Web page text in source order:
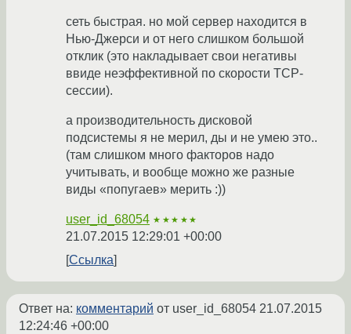
сеть быстрая. но мой сервер находится в
Нью-Джерси и от него слишком большой
отклик (это накладывает свои негативы
ввиде неэффективной по скорости TCP-
сессии).
а производительность дисковой
подсистемы я не мерил, ды и не умею это..
(там слишком много факторов надо
учитывать, и вообще можно же разные
виды «попугаев» мерить :))
user_id_68054 ★★★★★
21.07.2015 12:29:01 +00:00
Ссылка
Ответ на: комментарий от user_id_68054 21.07.2015
12:24:46 +00:00